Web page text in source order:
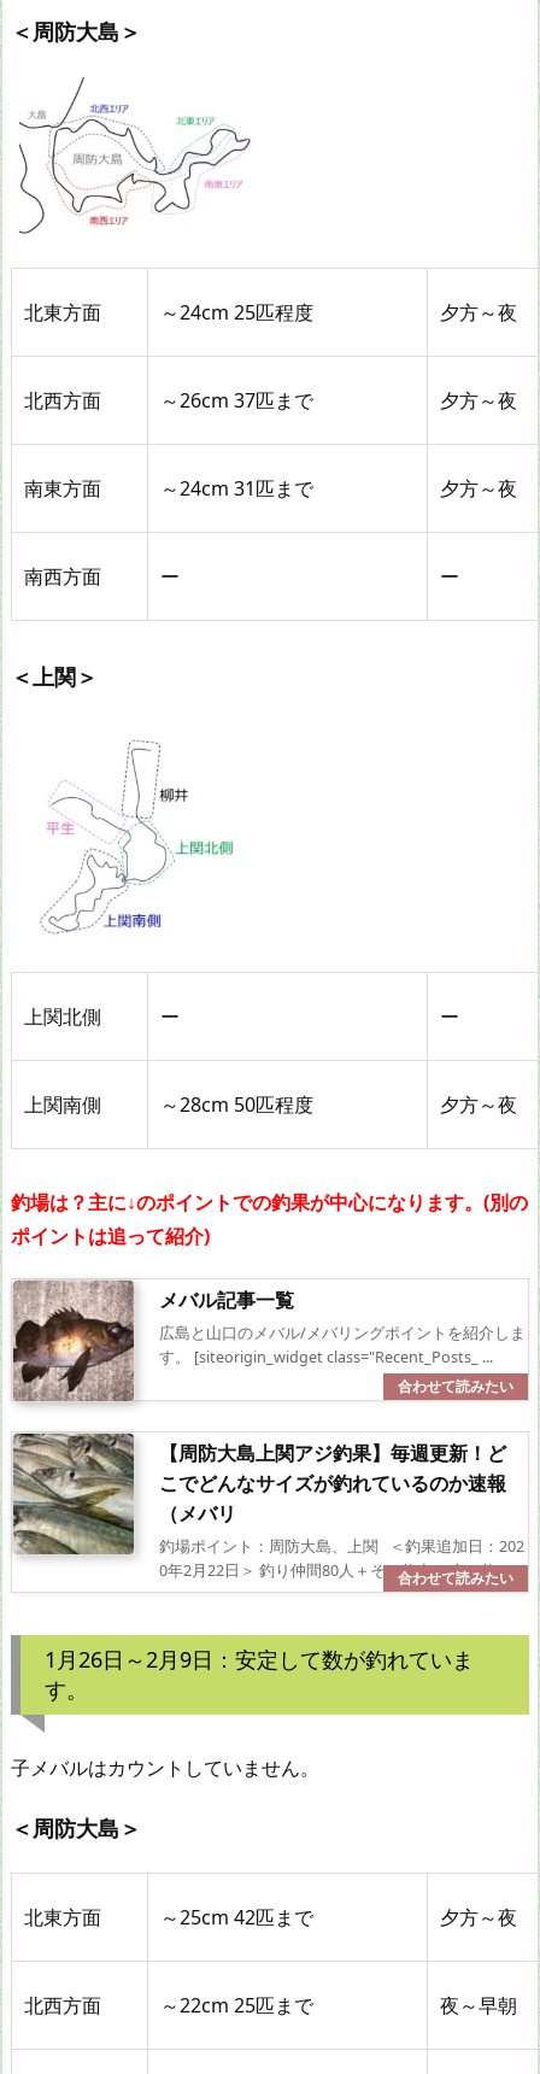
＜周防大島＞
北東方面 ～24cm 25匹程度 夕方～夜
北西方面 ～26cm 37匹まで 夕方～夜
南東方面 ～24cm 31匹まで 夕方～夜
南西方面 ー ー
＜上関＞
上関北側 ー ー
上関南側 ～28cm 50匹程度 夕方～夜
釣場は？主に↓のポイントでの釣果が中心になります。(別の
ポイントは追って紹介)
メバル記事一覧
広島と山口のメバル/メバリングポイントを紹介しま
す。 [siteorigin_widget class="Recent_Posts_ ...
【周防大島上関アジ釣果】毎週更新！ど
こでどんなサイズが釣れているのか速報
（メバリ
釣場ポイント：周防大島、上関 ＜釣果追加日：202
0年2月22日＞ 釣り仲間80人＋その釣友70人の釣 ...
1月26日～2月9日：安定して数が釣れていま
す。
子メバルはカウントしていません。
＜周防大島＞
北東方面 ～25cm 42匹まで 夕方～夜
北西方面 ～22cm 25匹まで 夜～早朝